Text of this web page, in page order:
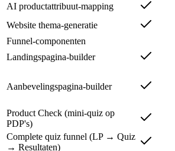
AI productattribuut-mapping
Website thema-generatie
Funnel-componenten
Landingspagina-builder
Aanbevelingspagina-builder
Product Check (mini-quiz op
PDP's)
Complete quiz funnel (LP → Quiz
→ Resultaten)